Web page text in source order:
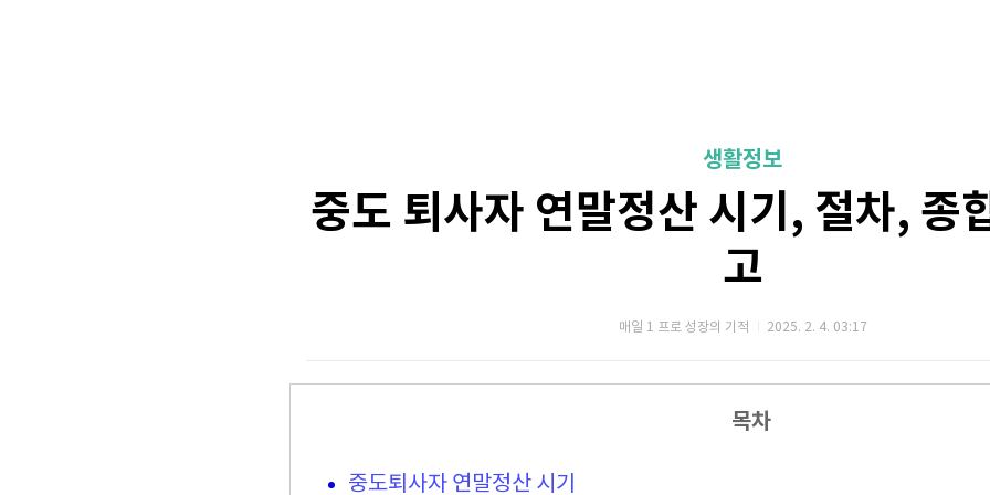
생활정보
중도 퇴사자 연말정산 시기, 절차, 종
고
매일 1 프로 성장의 기적 2025. 2. 4. 03:17
목차
중도퇴사자 연말정산 시기